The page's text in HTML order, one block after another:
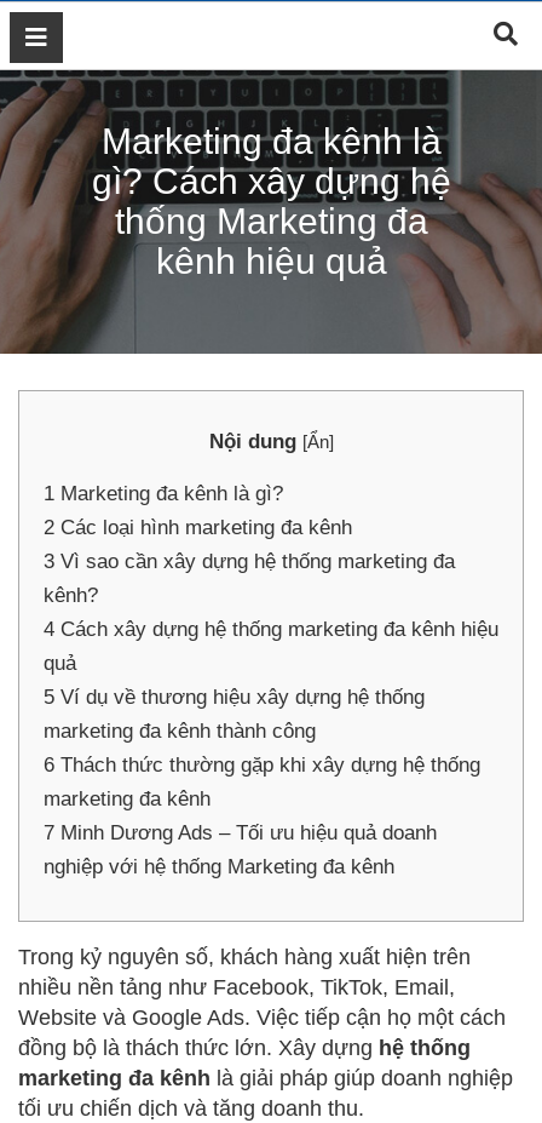
GIỚI
THIỆU
DỊCH
VỤ
MARKETING
ĐÀO
TẠO
MARKETING
THIẾT
KẾ
HỆ
Marketing đa kênh là
gì? Cách xây dựng hệ
thống Marketing đa
kênh hiệu quả
Nội dung [Ẩn]
1 Marketing đa kênh là gì?
2 Các loại hình marketing đa kênh
3 Vì sao cần xây dựng hệ thống marketing đa
kênh?
4 Cách xây dựng hệ thống marketing đa kênh hiệu
quả
5 Ví dụ về thương hiệu xây dựng hệ thống
marketing đa kênh thành công
6 Thách thức thường gặp khi xây dựng hệ thống
marketing đa kênh
7 Minh Dương Ads – Tối ưu hiệu quả doanh
nghiệp với hệ thống Marketing đa kênh
Trong kỷ nguyên số, khách hàng xuất hiện trên
nhiều nền tảng như Facebook, TikTok, Email,
Website và Google Ads. Việc tiếp cận họ một cách
đồng bộ là thách thức lớn. Xây dựng hệ thống
marketing đa kênh là giải pháp giúp doanh nghiệp
tối ưu chiến dịch và tăng doanh thu.